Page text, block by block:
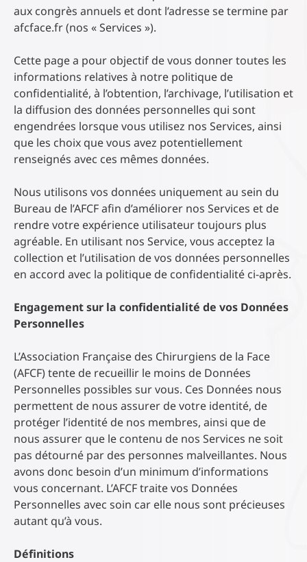
aux congrès annuels et dont l’adresse se termine par
afcface.fr (nos « Services »).
Cette page a pour objectif de vous donner toutes les
informations relatives à notre politique de
confidentialité, à l’obtention, l’archivage, l’utilisation et
la diffusion des données personnelles qui sont
engendrées lorsque vous utilisez nos Services, ainsi
que les choix que vous avez potentiellement
renseignés avec ces mêmes données.
Nous utilisons vos données uniquement au sein du
Bureau de l’AFCF afin d’améliorer nos Services et de
rendre votre expérience utilisateur toujours plus
agréable. En utilisant nos Service, vous acceptez la
collection et l’utilisation de vos données personnelles
en accord avec la politique de confidentialité ci-après.
Engagement sur la confidentialité de vos Données
Personnelles
L’Association Française des Chirurgiens de la Face
(AFCF) tente de recueillir le moins de Données
Personnelles possibles sur vous. Ces Données nous
permettent de nous assurer de votre identité, de
protéger l’identité de nos membres, ainsi que de
nous assurer que le contenu de nos Services ne soit
pas détourné par des personnes malveillantes. Nous
avons donc besoin d’un minimum d’informations
vous concernant. L’AFCF traite vos Données
Personnelles avec soin car elle nous sont précieuses
autant qu’à vous.
Définitions